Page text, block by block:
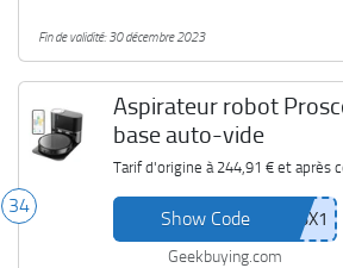
Fin de validité: 30 décembre 2023
34
Aspirateur robot
base auto-vide
Tarif d'origine à 244,91 €et après
Show Code
Geekbuying.com